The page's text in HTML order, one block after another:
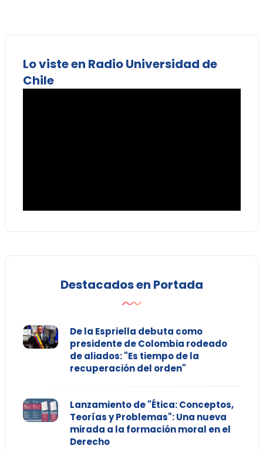
Lo viste en Radio Universidad de
Chile
Destacados en Portada
De la Espriella debuta como
presidente de Colombia rodeado
de aliados: "Es tiempo de la
recuperación del orden"
Lanzamiento de "Ética: Conceptos,
Teorías y Problemas": Una nueva
mirada a la formación moral en el
Derecho